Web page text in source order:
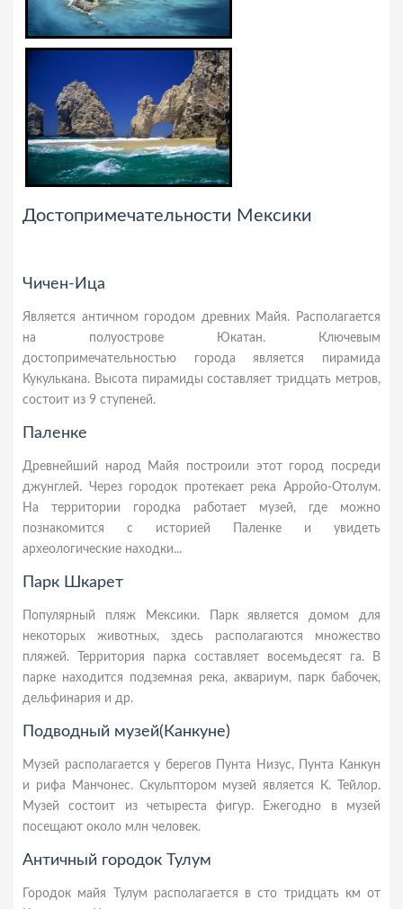
Достопримечательности Мексики
Чичен-Ица
Является античном городом древних Майя. Располагается
на полуострове Юкатан. Ключевым
достопримечательностью города является пирамида
Кукулькана. Высота пирамиды составляет тридцать метров,
состоит из 9 ступеней.
Паленке
Древнейший народ Майя построили этот город посреди
джунглей. Через городок протекает река Арройо-Отолум.
На территории городка работает музей, где можно
познакомится с историей Паленке и увидеть
археологические находки...
Парк Шкарет
Популярный пляж Мексики. Парк является домом для
некоторых животных, здесь располагаются множество
пляжей. Территория парка составляет восемьдесят га. В
парке находится подземная река, аквариум, парк бабочек,
дельфинария и др.
Подводный музей(Канкуне)
Музей располагается у берегов Пунта Низус, Пунта Канкун
и рифа Манчонес. Скульптором музей является К. Тейлор.
Музей состоит из четыреста фигур. Ежегодно в музей
посещают около млн человек.
Античный городок Тулум
Городок майя Тулум располагается в сто тридцать км от